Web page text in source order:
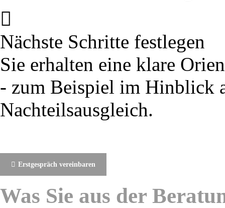
Nächste Schritte festlegen
Sie erhalten eine klare
- zum Beispiel im Hinblick
Nachteilsausgleich.
Erstgespräch vereinbaren
Was Sie aus der